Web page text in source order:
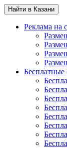
Найти в Казани
Реклама на
Бесплатные